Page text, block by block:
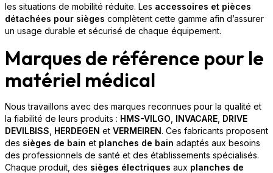
les situations de mobilité réduite. Les accessoires et pièces
détachées pour sièges complètent cette gamme afin d’assurer
un usage durable et sécurisé de chaque équipement.
Marques de référence pour le
matériel médical
Nous travaillons avec des marques reconnues pour la qualité et
la fiabilité de leurs produits : HMS-VILGO INVACARE DRIVE
DEVILBISS HERDEGEN et VERMEIREN. Ces fabricants proposent
des sièges de bain et planches de bain adaptés aux besoins
des professionnels de santé et des établissements spécialisés.
Chaque produit, des sièges électriques aux planches de